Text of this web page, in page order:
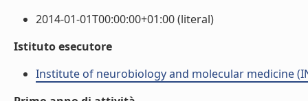
2014-01-01T00:00:00+01:00 (literal)
Istituto esecutore
Institute of neurobiology and molecular medicine